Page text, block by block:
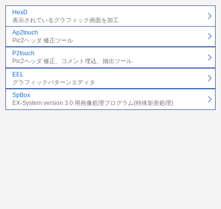
HexD
表示されているグラフィック画面を加工
Ap2touch
Pic2ヘッダ 修正ツール
P2touch
Pic2ヘッダ 修正、コメント埋込、抽出ツール
EEL
グラフィックパターンエディタ
SpBox
EX-System version 3.0 用画像処理プログラム(特殊矩形処理)